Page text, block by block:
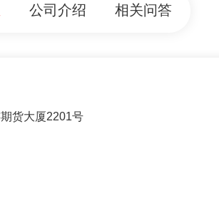
公司介绍 相关问答
货大厦2201号